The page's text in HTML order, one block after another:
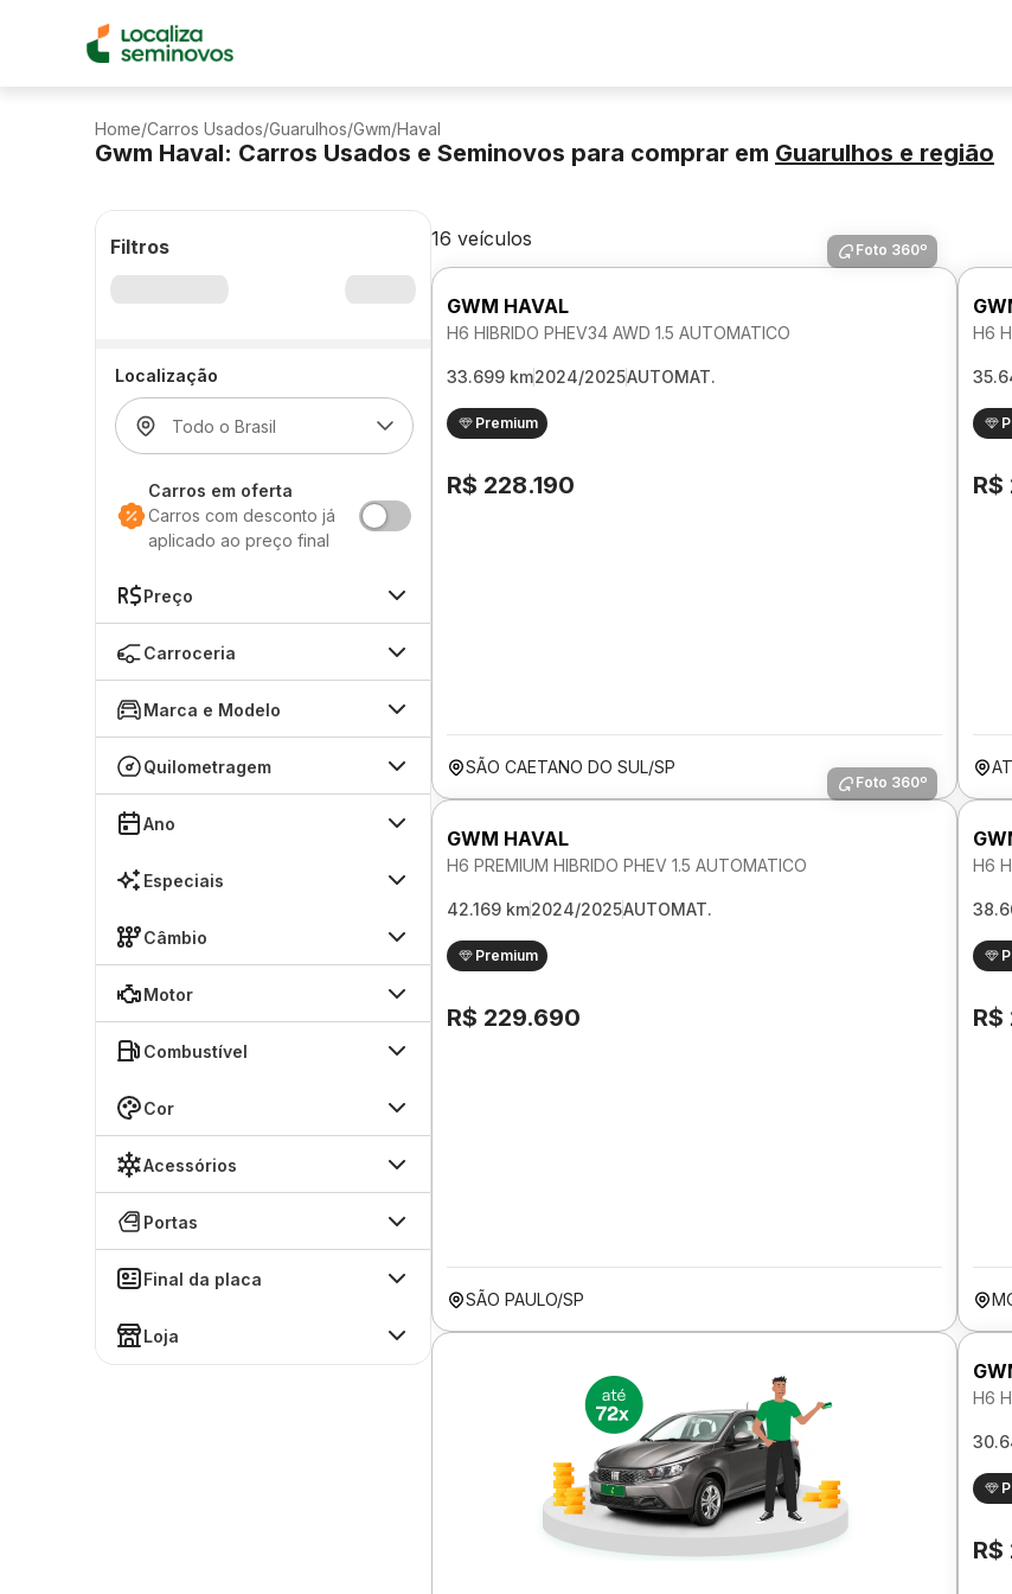
Home/Carros Usados/Guarulhos/Gwm/Haval
Gwm Haval: Carros Usados e Seminovos para comprar em Guarulhos e região
Filtros
Localização
Carros em oferta
Carros com desconto já
aplicado ao preço final
Preço
Carroceria
Marca e Modelo
Quilometragem
Ano
Especiais
Câmbio
Motor
Combustível
Cor
Acessórios
Portas
Final da placa
Loja
16 veículos Foto 360º
GWM HAVAL
H6 HIBRIDO PHEV34 AWD 1.5 AUTOMATICO
33.699 km2024/2025AUTOMAT.
Premium
R$ 228.190
SÃO CAETANO DO SUL/SP
H6
Foto 360º
GWM HAVAL
H6 PREMIUM HIBRIDO PHEV 1.5 AUTOMATICO
42.169 km2024/2025AUTOMAT.
Premium
R$ 229.690
SÃO PAULO/SP
H6
R$
H6